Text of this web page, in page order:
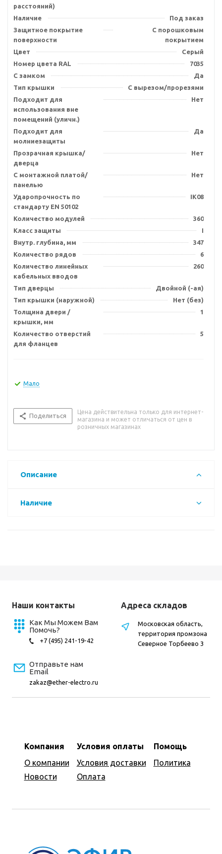
расстояний)
Наличие
Под заказ
Защитное покрытие
поверхности
С порошковым
покрытием
Цвет
Серый
Номер цвета RAL
7035
С замком
Да
Тип крышки
С вырезом/прорезями
Подходит для
использования вне
помещений (уличн.)
Нет
Подходит для
молниезащиты
Да
Прозрачная крышка/
дверца
Нет
С монтажной платой/
панелью
Нет
Ударопрочность по
стандарту EN 50102
IK08
Количество модулей
360
Класс защиты
I
Внутр. глубина, мм
347
Количество рядов
6
Количество линейных
кабельных вводов
260
Тип дверцы
Двойной (-ая)
Тип крышки (наружной)
Нет (без)
Толщина двери /
крышки, мм
1
Количество отверстий
для фланцев
5
Мало
Поделиться
Цена действительна только для интернет-
магазина и может отличаться от цен в
розничных магазинах
Описание
Наличие
Наши контакты
Как Мы Можем Вам
Помочь?
+7 (495) 241-19-42
Отправьте нам
Email
zakaz@ether-electro.ru
Компания
О компании
Новости
Условия оплаты
Условия доставки
Оплата
Помощь
Политика
Адреса складов
Московская область,
территория промзона
Северное Торбеево 3